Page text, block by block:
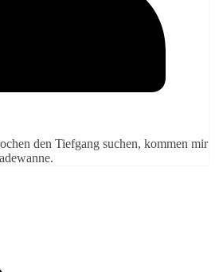
den Tiefgang suchen, kommen mir